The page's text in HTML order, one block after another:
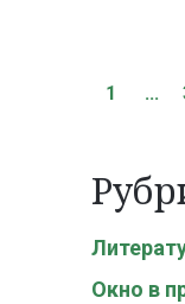
1 ...
Окно в